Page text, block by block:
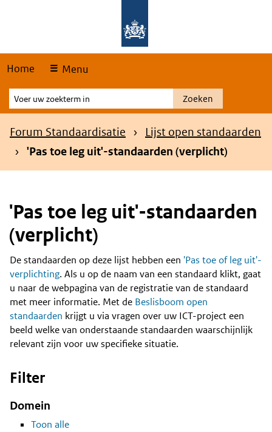
Home Menu
Voer
uw
zoekterm
Zoeken
Kruimelpad
Forum Standaardisatie
Lijst open standaarden
'Pas toe leg uit'-standaarden (verplicht)
'Pas toe leg uit'-standaarden
(verplicht)
Content
De standaarden op deze lijst hebben een 'Pas toe of leg uit'-
verplichting. Als u op de naam van een standaard klikt, gaat
u naar de webpagina van de registratie van de standaard
met meer informatie. Met de Beslisboom open
standaarden krijgt u via vragen over uw ICT-project een
beeld welke van onderstaande standaarden waarschijnlijk
relevant zijn voor uw specifieke situatie.
Filter
Domein
Toon alle